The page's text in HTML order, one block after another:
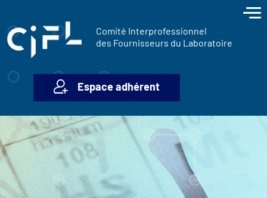
Comité Interprofessionnel
des Fournisseurs du Laboratoire
Espace adhérent